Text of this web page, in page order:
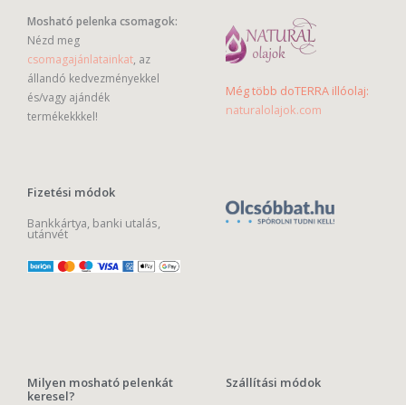
Mosható pelenka csomagok:
Nézd meg
csomagajánlatainkat, az
állandó kedvezményekkel
és/vagy ajándék
termékekkkel!
Fizetési módok
Bankkártya, banki utalás,
utánvét
Még több doTERRA illóolaj:
naturalolajok.com
Milyen mosható pelenkát
keresel?
Szállítási módok